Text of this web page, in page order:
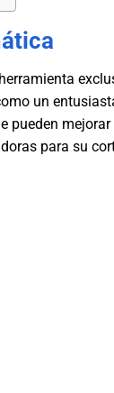
un
pueden
para su